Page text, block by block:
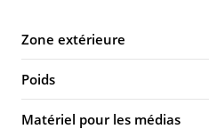
Zone extérieure
Poids
Matériel pour les médias